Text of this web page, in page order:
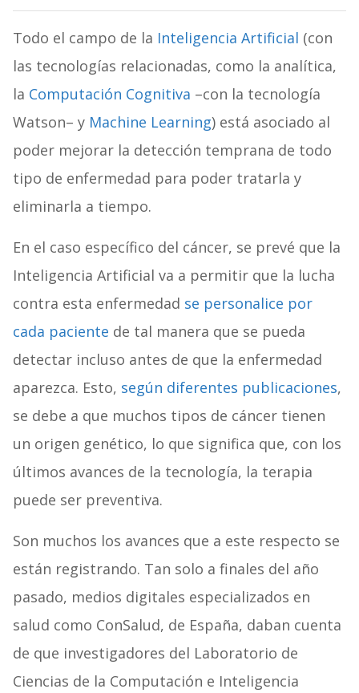
Todo el campo de la Inteligencia Artificial (con
las tecnologías relacionadas, como la analítica,
la Computación Cognitiva –con la tecnología
Watson– y Machine Learning) está asociado al
poder mejorar la detección temprana de todo
tipo de enfermedad para poder tratarla y
eliminarla a tiempo.
En el caso específico del cáncer, se prevé que la
Inteligencia Artificial va a permitir que la lucha
contra esta enfermedad se personalice por
cada paciente de tal manera que se pueda
detectar incluso antes de que la enfermedad
aparezca. Esto, según diferentes publicaciones,
se debe a que muchos tipos de cáncer tienen
un origen genético, lo que significa que, con los
últimos avances de la tecnología, la terapia
puede ser preventiva.
Son muchos los avances que a este respecto se
están registrando. Tan solo a finales del año
pasado, medios digitales especializados en
salud como ConSalud, de España, daban cuenta
de que investigadores del Laboratorio de
Ciencias de la Computación e Inteligencia